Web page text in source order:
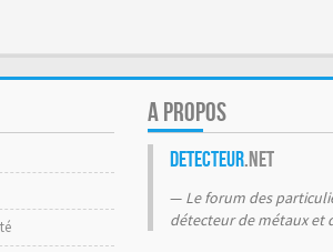
A PROPOS
Detecteur.net
Le forum des
détecteur de métaux et